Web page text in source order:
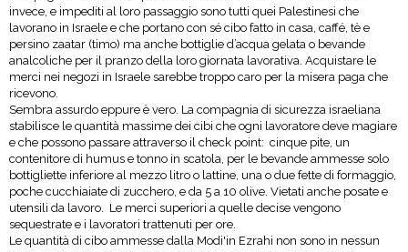
invece, e impediti al loro passaggio sono tutti quei Palestinesi che
lavorano in Israele e che portano con sé cibo fatto in casa, caffé, tè e
persino zaatar (timo) ma anche bottiglie d’acqua gelata o bevande
analcoliche per il pranzo della loro giornata lavorativa. Acquistare le
merci nei negozi in Israele sarebbe troppo caro per la misera paga che
ricevono.
Sembra assurdo eppure è vero. La compagnia di sicurezza israeliana
stabilisce le quantità massime dei cibi che ogni lavoratore deve magiare
e che possono passare attraverso il check point: cinque pite, un
contenitore di humus e tonno in scatola, per le bevande ammesse solo
bottigliette inferiore al mezzo litro o lattine, una o due fette di formaggio,
poche cucchiaiate di zucchero, e da 5 a 10 olive. Vietati anche posate e
utensili da lavoro. Le merci superiori a quelle decise vengono
sequestrate e i lavoratori trattenuti per ore.
Le quantità di cibo ammesse dalla Modi'in Ezrahi non sono in nessun